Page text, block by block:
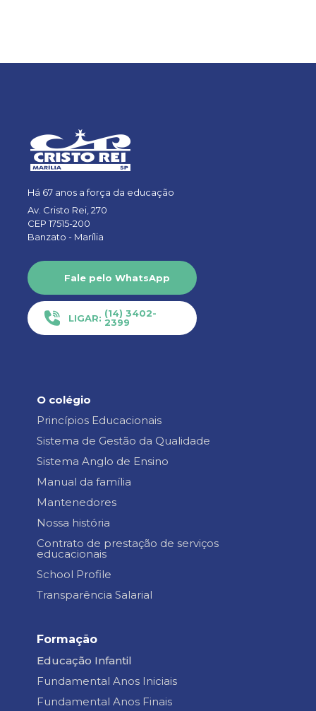
Há 67 anos a força da educação
Av. Cristo Rei, 270
CEP 17515-200
Banzato - Marília
Fale pelo WhatsApp
LIGAR: (14) 3402-
2399
O colégio
Princípios Educacionais
Sistema de Gestão da Qualidade
Sistema Anglo de Ensino
Manual da família
Mantenedores
Nossa história
Contrato de prestação de serviços
educacionais
School Profile
Transparência Salarial
Formação
Educação Infantil
Fundamental Anos Iniciais
Fundamental Anos Finais